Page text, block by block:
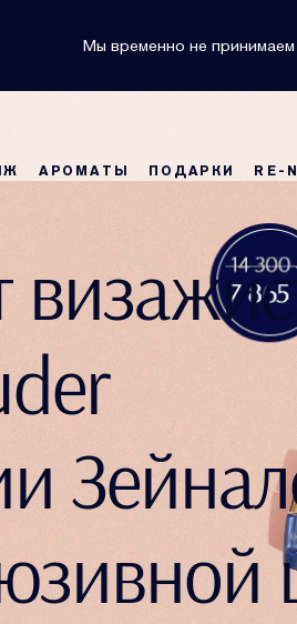
Мы временно не принимаем
АРОМАТЫ ПОДАРКИ RE-